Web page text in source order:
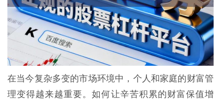
在当今复杂多变的市场环境中，个人和家庭的财富管
理变得越来越重要。如何让辛苦积累的财富保值增